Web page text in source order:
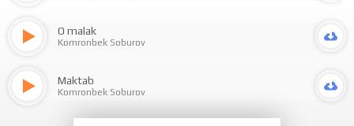
O malak
Komronbek Soburov
Maktab
Komronbek Soburov